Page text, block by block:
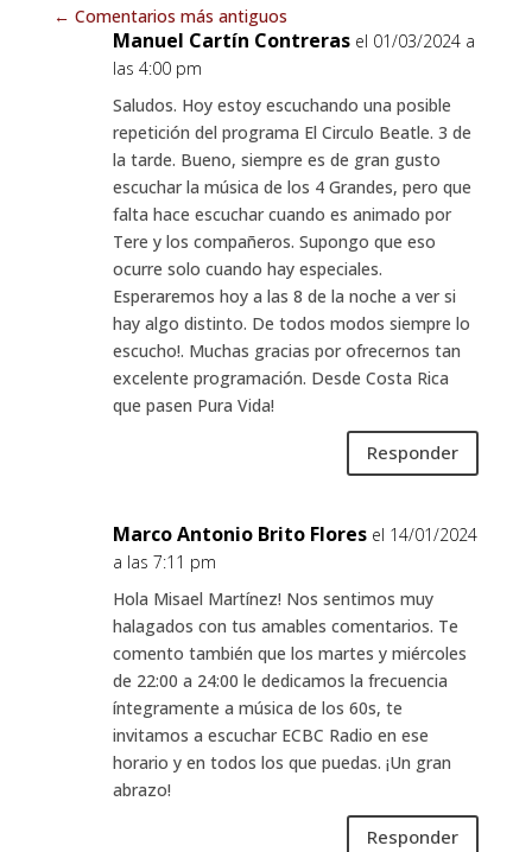
← Comentarios más antiguos
Manuel Cartín Contreras el 01/03/2024 a
las 4:00 pm
Saludos. Hoy estoy escuchando una posible
repetición del programa El Circulo Beatle. 3 de
la tarde. Bueno, siempre es de gran gusto
escuchar la música de los 4 Grandes, pero que
falta hace escuchar cuando es animado por
Tere y los compañeros. Supongo que eso
ocurre solo cuando hay especiales.
Esperaremos hoy a las 8 de la noche a ver si
hay algo distinto. De todos modos siempre lo
escucho!. Muchas gracias por ofrecernos tan
excelente programación. Desde Costa Rica
que pasen Pura Vida!
Responder
Marco Antonio Brito Flores el 14/01/2024
a las 7:11 pm
Hola Misael Martínez! Nos sentimos muy
halagados con tus amables comentarios. Te
comento también que los martes y miércoles
de 22:00 a 24:00 le dedicamos la frecuencia
íntegramente a música de los 60s, te
invitamos a escuchar ECBC Radio en ese
horario y en todos los que puedas. ¡Un gran
abrazo!
Responder